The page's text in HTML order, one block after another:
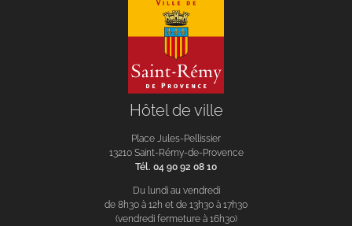
Hôtel de ville
Place Jules-Pellissier
13210 Saint-Rémy-de-Provence
Tél. 04 90 92 08 10
Du lundi au vendredi
de 8h30 à 12h et de 13h30 à 17h30
(vendredi fermeture à 16h30)